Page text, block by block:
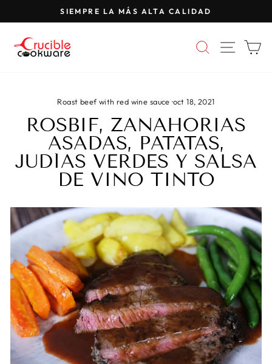
al
contenido
Pausar
SIEMPRE LA MÁS ALTA CALIDAD
BUSCAR
Roast beef with red wine sauce ·oct 18, 2021
ROSBIF, ZANAHORIAS
ASADAS, PATATAS,
JUDÍAS VERDES Y SALSA
DE VINO TINTO